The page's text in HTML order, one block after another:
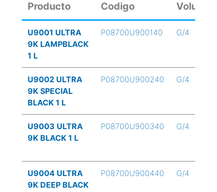
Producto Codigo Volumen
U9001 ULTRA
9K LAMPBLACK
1 L
P08700U900140 G/4
U9002 ULTRA
9K SPECIAL
BLACK 1 L
P08700U900240 G/4
U9003 ULTRA
9K BLACK 1 L
P08700U900340 G/4
U9004 ULTRA
9K DEEP BLACK
P08700U900440 G/4